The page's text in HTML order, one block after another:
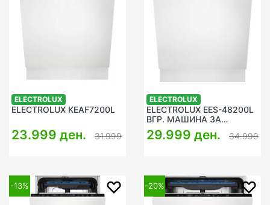
ELECTROLUX
ELECTROLUX KEAF7200L
23.999 ден. 31.999
ELECTROLUX
ELECTROLUX EES-48200L
ВГР. МАШИНА ЗА
САДОВИ
29.999 ден. 34.999
-13% -20%